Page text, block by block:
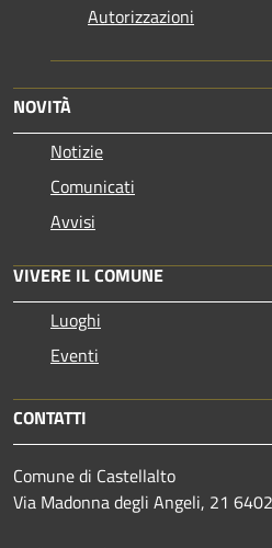
Autorizzazioni
NOVITÀ
Notizie
Comunicati
Avvisi
VIVERE IL COMUNE
Luoghi
Eventi
CONTATTI
Comune di Castellalto
Via Madonna degli Angeli, 21